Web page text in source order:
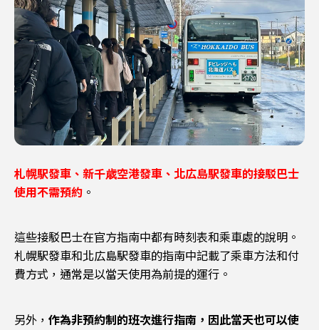
札幌駅發車、新千歳空港發車、北広島駅發車的接駁巴士
使用不需預約 。
這些接駁巴士在官方指南中都有時刻表和乘車處的說明。
札幌駅發車和北広島駅發車的指南中記載了乘車方法和付
費方式，通常是以當天使用為前提的運行。
另外， 作為非預約制的班次進行指南，因此當天也可以使